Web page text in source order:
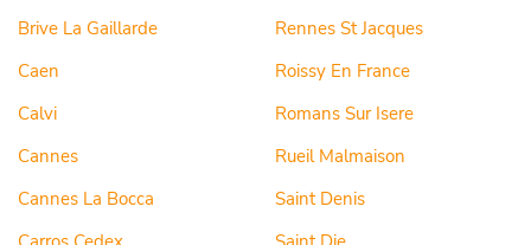
Brive La Gaillarde
Caen
Calvi
Cannes
Cannes La Bocca
Rennes St Jacques
Roissy En France
Romans Sur Isere
Rueil Malmaison
Saint Denis